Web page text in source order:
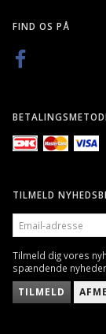
FIND OS PÅ
TILMELD
EMAIL-
ADRESSE
Tilmeld dig vores
spændende
TILMELD